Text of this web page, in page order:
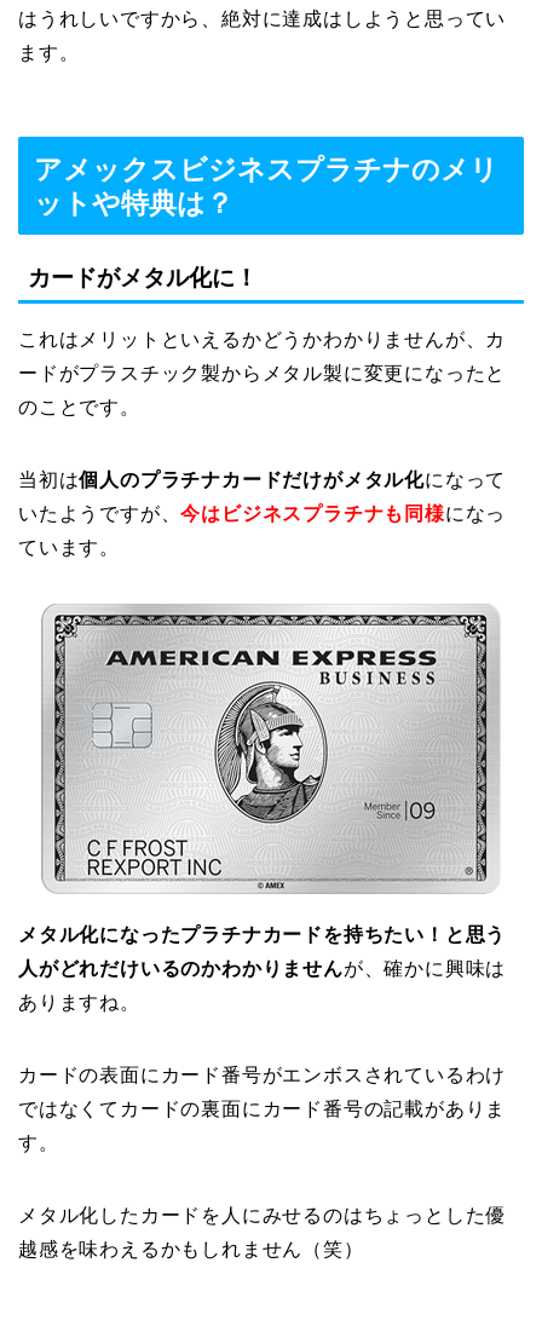
はうれしいですから、絶対に達成はしようと思ってい
ます。
アメックスビジネスプラチナのメリ
ットや特典は？
カードがメタル化に！
これはメリットといえるかどうかわかりませんが、カ
ードがプラスチック製からメタル製に変更になったと
のことです。
当初は個人のプラチナカードだけがメタル化になって
いたようですが、今はビジネスプラチナも同様になっ
ています。
メタル化になったプラチナカードを持ちたい！と思う
人がどれだけいるのかわかりませんが、確かに興味は
ありますね。
カードの表面にカード番号がエンボスされているわけ
ではなくてカードの裏面にカード番号の記載がありま
す。
メタル化したカードを人にみせるのはちょっとした優
越感を味わえるかもしれません（笑）